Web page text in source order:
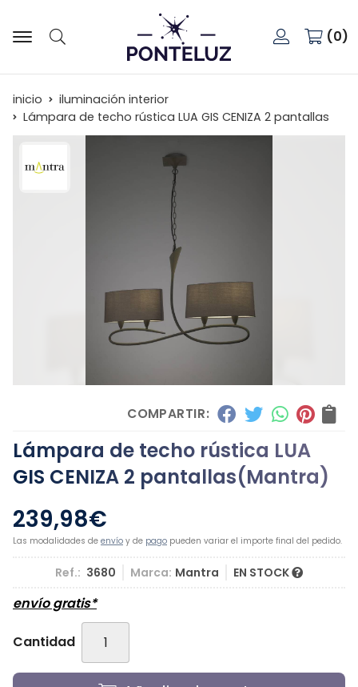
Buscar
0
inicio
iluminación interior
Lámpara de techo rústica LUA GIS CENIZA 2 pantallas
COMPARTIR:
Lámpara de techo rústica LUA
GIS CENIZA 2 pantallas(Mantra)
239,98€
Las modalidades de envío y de pago pueden variar el importe final del pedido.
Ref.: 3680 Marca: Mantra EN STOCK
envío gratis*
Cantidad